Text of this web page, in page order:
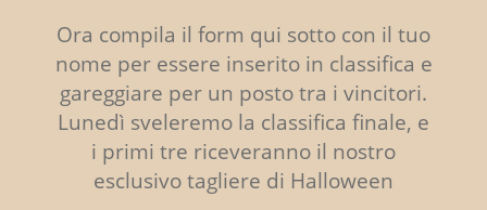
Ora compila il form qui sotto con il tuo
nome per essere inserito in classifica e
gareggiare per un posto tra i vincitori.
Lunedì sveleremo la classifica finale, e
i primi tre riceveranno il nostro
esclusivo tagliere di Halloween